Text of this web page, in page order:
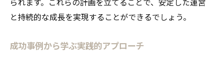
と持続的な成長を実現することができるでしょう。
成功事例から学ぶ実践的アプローチ